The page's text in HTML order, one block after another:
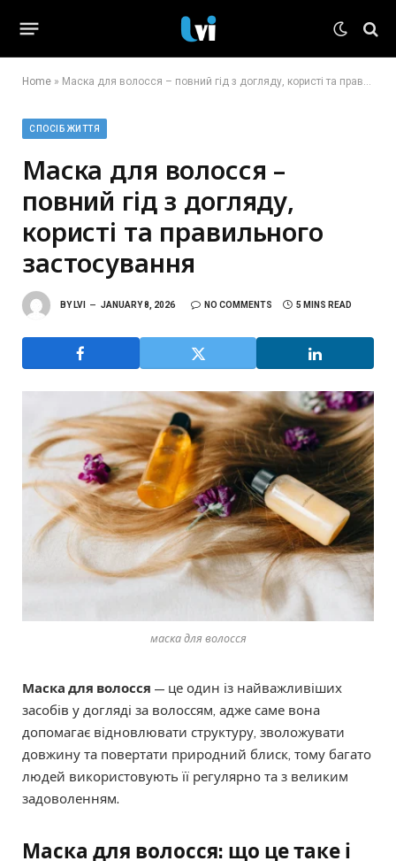
Home » Маска для волосся – повний гід з догляду, користі та правильного застосування
СПОСІБ ЖИТТЯ
Маска для волосся –
повний гід з догляду,
користі та правильного
застосування
BY LVI JANUARY 8, 2026 NO COMMENTS 5 MINS READ
маска для волосся
Маска для волосся — це один із найважливіших
засобів у догляді за волоссям, адже саме вона
допомагає відновлювати структуру, зволожувати
довжину та повертати природний блиск, тому багато
людей використовують її регулярно та з великим
задоволенням.
Маска для волосся: що це таке і